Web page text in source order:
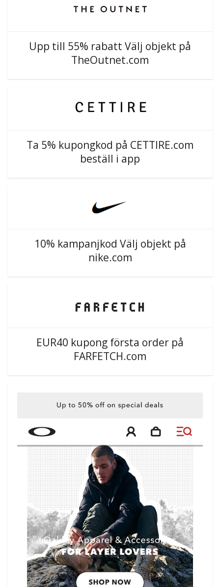
Upp till 55% rabatt Välj objekt på
TheOutnet.com
Ta 5% kupongkod på CETTIRE.com
beställ i app
10% kampanjkod Välj objekt på
nike.com
EUR40 kupong första order på
FARFETCH.com